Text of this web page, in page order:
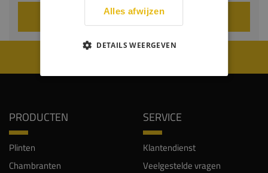
VOEG TOE AAN WINKELWAGEN
PRODUCTEN
Plinten
Chambranten
SERVICE
Klantendienst
Veelgestelde vragen
Alles afwijzen
DETAILS WEERGEVEN